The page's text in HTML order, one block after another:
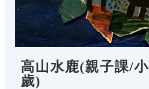
高山水鹿(親子課/
歲)